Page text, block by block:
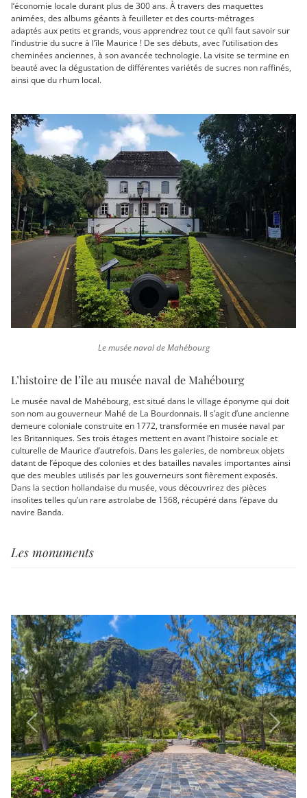
l’économie locale durant plus de 300 ans. À travers des maquettes
animées, des albums géants à feuilleter et des courts-métrages
adaptés aux petits et grands, vous apprendrez tout ce qu’il faut savoir sur
l’industrie du sucre à l’île Maurice ! De ses débuts, avec l’utilisation des
cheminées anciennes, à son avancée technologie. La visite se termine en
beauté avec la dégustation de différentes variétés de sucres non raffinés,
ainsi que du rhum local.
Le musée naval de Mahébourg
L’histoire de l’île au musée naval de Mahébourg
Le musée naval de Mahébourg, est situé dans le village éponyme qui doit
son nom au gouverneur Mahé de La Bourdonnais. Il s’agit d’une ancienne
demeure coloniale construite en 1772, transformée en musée naval par
les Britanniques. Ses trois étages mettent en avant l’histoire sociale et
culturelle de Maurice d’autrefois. Dans les galeries, de nombreux objets
datant de l’époque des colonies et des batailles navales importantes ainsi
que des meubles utilisés par les gouverneurs sont fièrement exposés.
Dans la section hollandaise du musée, vous découvrirez des pièces
insolites telles qu’un rare astrolabe de 1568, récupéré dans l’épave du
navire Banda.
Les monuments
Previous Next